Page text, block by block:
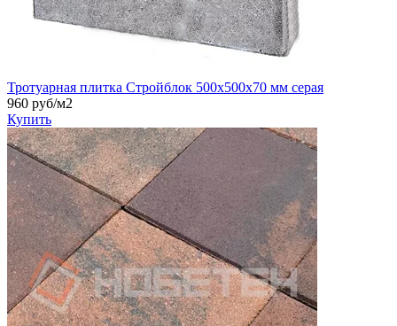
Тротуарная плитка Стройблок 500х500х70 мм серая
960 руб/м2
Купить